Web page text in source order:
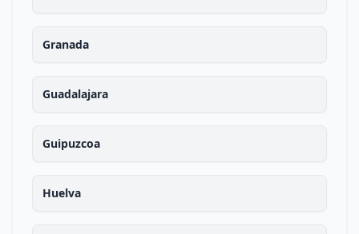
Granada
Guadalajara
Guipuzcoa
Huelva